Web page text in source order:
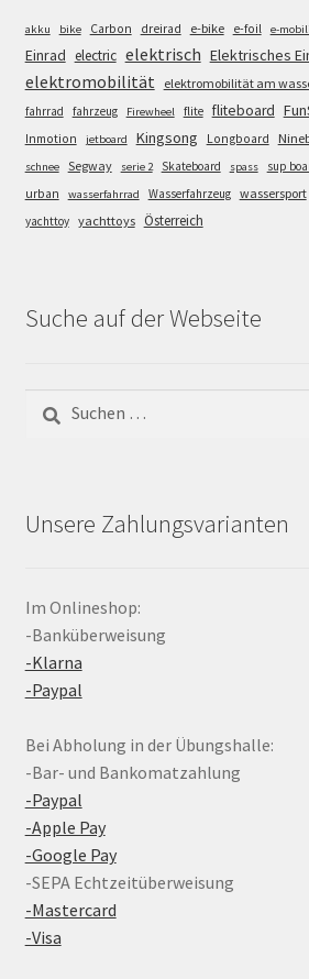
akku bike Carbon dreirad e-bike e-foil e-
Einrad electric elektrisch Elektrisches
elektromobilität elektromobilität am
fahrrad
fahrzeug Firewheel flite fliteboard
Inmotion jetboard Kingsong Longboard
schnee Segway serie 2 Skateboard spass sup
urban wasserfahrrad Wasserfahrzeug wassersport
yachttoy yachttoys Österreich
Suche auf der Webseite
nach:
Unsere Zahlungsvarianten
Im Onlineshop:
-Banküberweisung
-Klarna
-Paypal
Bei Abholung in der Übungshalle:
-Bar- und Bankomatzahlung
-Paypal
-Apple Pay
-Google Pay
-SEPA Echtzeitüberweisung
-Mastercard
-Visa